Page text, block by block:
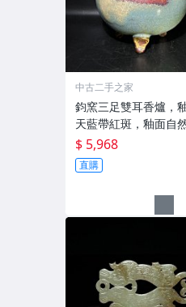
中古二手之家
鈞窯三足雙耳香爐，
天藍帶紅斑，釉面自
變，造
$ 5,968
直購